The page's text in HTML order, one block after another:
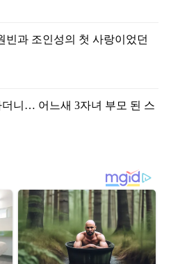
빈과 조인성의 첫 사랑이었던
니… 어느새 3자녀 부모 된 스